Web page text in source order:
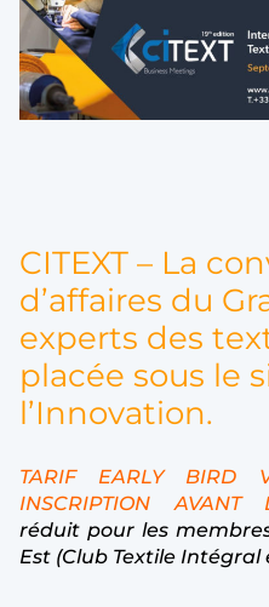
CITEXT – La
d’affaires du
experts des
placée sous le
l’Innovation.
TARIF EARLY BIRD
INSCRIPTION AVANT
réduit pour les
Est (Club Textile Intégral